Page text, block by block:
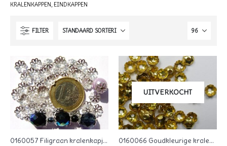
KRALENKAPPEN, EINDKAPPEN
FILTER
0160057 Filigraan kralenkapjes, Silver color 7,5 x 2 mm. 50 stuk
UITVERKOCHT
0160066 Goudkleurige kralenkapjes 75 Pc.